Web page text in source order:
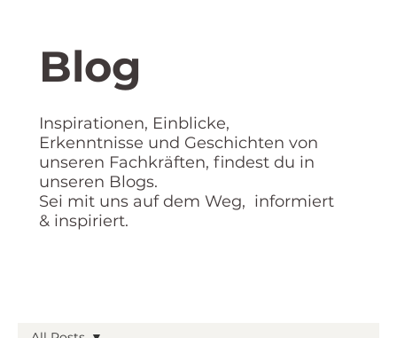
Blog
Inspirationen, Einblicke,
Erkenntnisse und Geschichten von
unseren Fachkräften, findest du in
unseren Blogs.
Sei mit uns auf dem Weg, informiert
& inspiriert.